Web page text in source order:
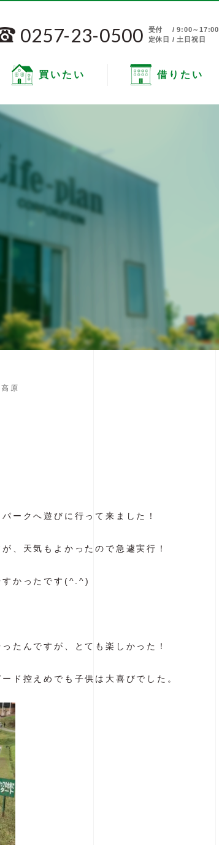
0257-23-0500 受付
/ 9:00～17:00
定休日 / 土日祝日
買いたい 借りたい
原
ークへ遊びに行って来ました！
、天気もよかったので急遽実行！
すかったです(^.^)
たんですが、とても楽しかった！
ド控えめでも子供は大喜びでした。